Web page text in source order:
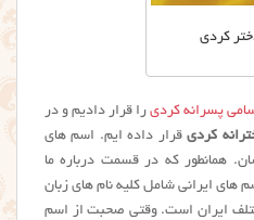
کردی
پسرانه کردی را قرار دادیم و در
کردیقرار داده ایم. اسم های
همانطور که در قسمت درباره ما
های ایرانی شامل کلیه نام های زبان
ایران است. وقتی صحبت از اسم